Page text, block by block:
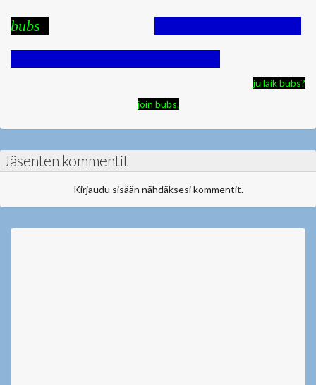
bubs
ju laik bubs?
join bubs.
Jäsenten kommentit
Kirjaudu sisään nähdäksesi kommentit.